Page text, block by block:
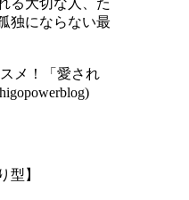
る大切な人、た
独にならない最
メ！「愛され
型】